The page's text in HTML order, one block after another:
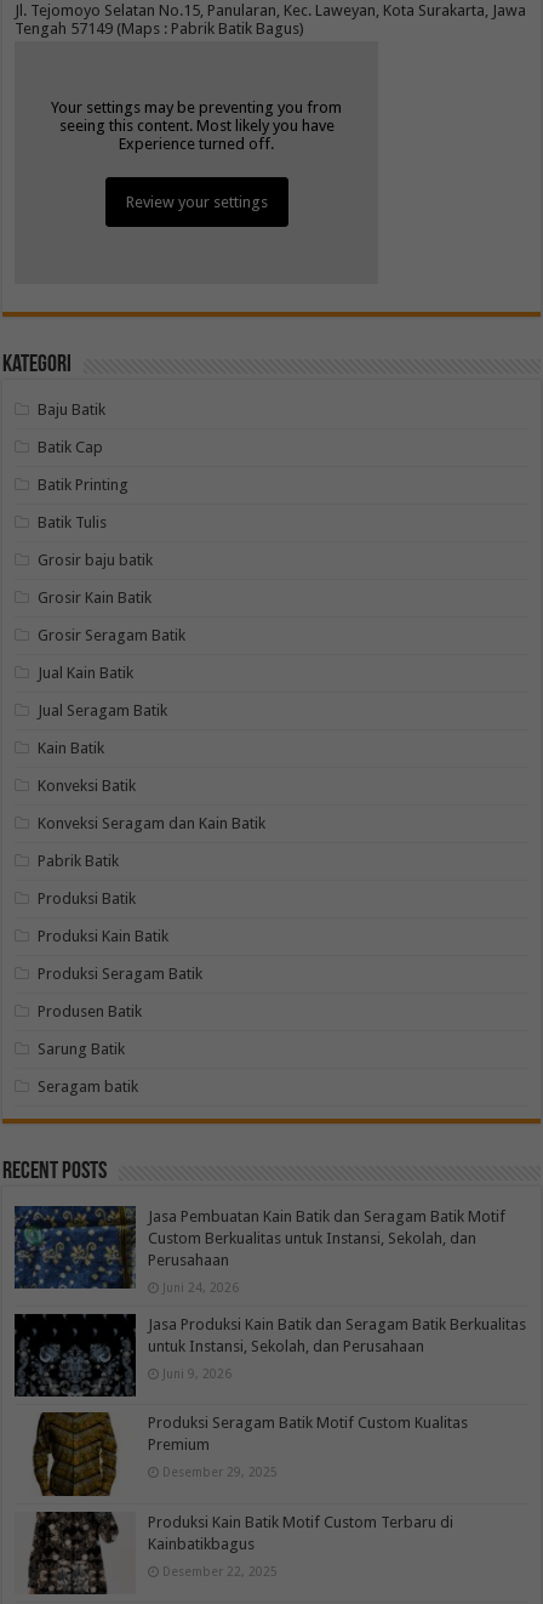
Jl. Tejomoyo Selatan No.15, Panularan, Kec. Laweyan, Kota Surakarta, Jawa
Tengah 57149 (Maps : Pabrik Batik Bagus)
Your settings may be preventing you from
seeing this content. Most likely you have
Experience turned off.
Review your settings
Kategori
Baju Batik
Batik Cap
Batik Printing
Batik Tulis
Grosir baju batik
Grosir Kain Batik
Grosir Seragam Batik
Jual Kain Batik
Jual Seragam Batik
Kain Batik
Konveksi Batik
Konveksi Seragam dan Kain Batik
Pabrik Batik
Produksi Batik
Produksi Kain Batik
Produksi Seragam Batik
Produsen Batik
Sarung Batik
Seragam batik
Recent Posts
Jasa Pembuatan Kain Batik dan Seragam Batik Motif
Custom Berkualitas untuk Instansi, Sekolah, dan
Perusahaan
Juni 24, 2026
Jasa Produksi Kain Batik dan Seragam Batik Berkualitas
untuk Instansi, Sekolah, dan Perusahaan
Juni 9, 2026
Produksi Seragam Batik Motif Custom Kualitas
Premium
Desember 29, 2025
Produksi Kain Batik Motif Custom Terbaru di
Kainbatikbagus
Desember 22, 2025